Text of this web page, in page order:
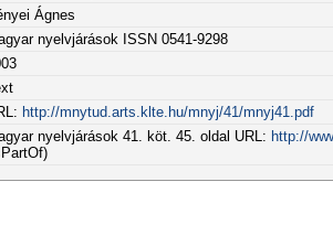
Ágnes
nyelvjárások ISSN 0541-9298
http://mnytud.arts.klte.hu/mnyj/41/mnyj41.pdf
nyelvjárások 41. köt. 45. oldal URL: http://